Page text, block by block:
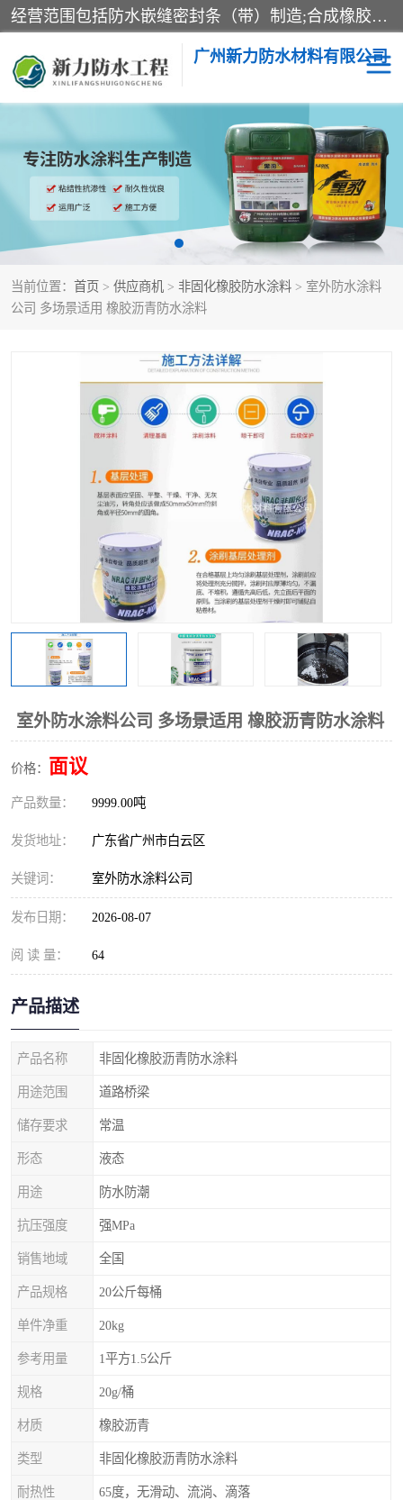
经营范围包括防水嵌缝密封条（带）制造;合成橡胶制造（监控化学品、危险化学品除外）;沥青混合物制造;防水胶粘带制造;其他合成材料制造（监控化学品、危险化学品除外）;涂料制造（监控化学品、危险化学品除外）;建筑结构防水补漏;防水建筑材料制造;粘合剂制造（监控化学品、危险化学品除外）;涂料零售;广州新力防水材料有限公司具有1处分支机构。
广州新力防水材料有限公司
当前位置： 首页 > 供应商机 > 非固化橡胶防水涂料 > 室外防水涂料
公司 多场景适用 橡胶沥青防水涂料
室外防水涂料公司 多场景适用 橡胶沥青防水涂料
价格： 面议
产品数量： 9999.00吨
发货地址： 广东省广州市白云区
关键词： 室外防水涂料公司
发布日期： 2026-08-07
阅 读 量： 64
产品描述
产品名称 非固化橡胶沥青防水涂料
用途范围 道路桥梁
储存要求 常温
形态 液态
用途 防水防潮
抗压强度 强MPa
销售地域 全国
产品规格 20公斤每桶
单件净重 20kg
参考用量 1平方1.5公斤
规格 20g/桶
材质 橡胶沥青
类型 非固化橡胶沥青防水涂料
耐热性 65度，无滑动、流淌、滴落
黑豹防水胶 建筑108胶水
乳化沥青防水涂料 自粘卷材
非固化橡胶防水涂料